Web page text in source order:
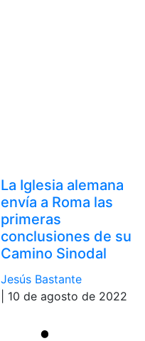
La Iglesia alemana
envía a Roma las
primeras
conclusiones de su
Camino Sinodal
Jesús Bastante
| 10 de agosto de 2022